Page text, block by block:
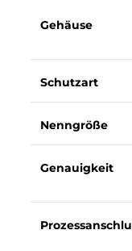
Gehäuse
Schutzart
Nenngröße
Genauigkeit